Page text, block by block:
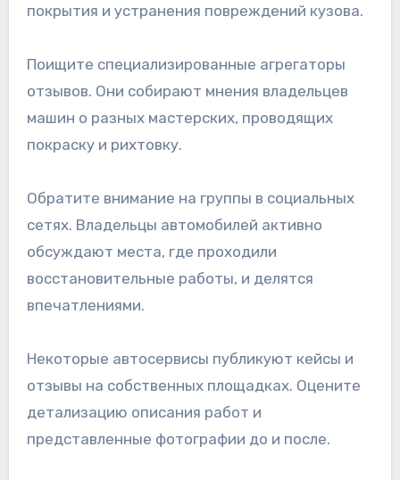
покрытия и устранения повреждений кузова.
Поищите специализированные агрегаторы
отзывов. Они собирают мнения владельцев
машин о разных мастерских, проводящих
покраску и рихтовку.
Обратите внимание на группы в социальных
сетях. Владельцы автомобилей активно
обсуждают места, где проходили
восстановительные работы, и делятся
впечатлениями.
Некоторые автосервисы публикуют кейсы и
отзывы на собственных площадках. Оцените
детализацию описания работ и
представленные фотографии до и после.